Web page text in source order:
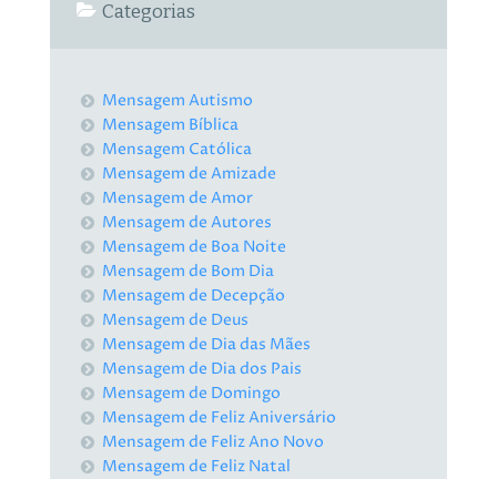
Categorias
Mensagem Autismo
Mensagem Bíblica
Mensagem Católica
Mensagem de Amizade
Mensagem de Amor
Mensagem de Autores
Mensagem de Boa Noite
Mensagem de Bom Dia
Mensagem de Decepção
Mensagem de Deus
Mensagem de Dia das Mães
Mensagem de Dia dos Pais
Mensagem de Domingo
Mensagem de Feliz Aniversário
Mensagem de Feliz Ano Novo
Mensagem de Feliz Natal